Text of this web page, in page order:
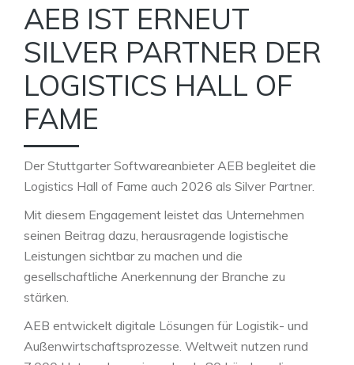
AEB IST ERNEUT
SILVER PARTNER DER
LOGISTICS HALL OF
FAME
Der Stuttgarter Softwareanbieter AEB begleitet die
Logistics Hall of Fame auch 2026 als Silver Partner.
Mit diesem Engagement leistet das Unternehmen
seinen Beitrag dazu, herausragende logistische
Leistungen sichtbar zu machen und die
gesellschaftliche Anerkennung der Branche zu
stärken.
AEB entwickelt digitale Lösungen für Logistik- und
Außenwirtschaftsprozesse. Weltweit nutzen rund